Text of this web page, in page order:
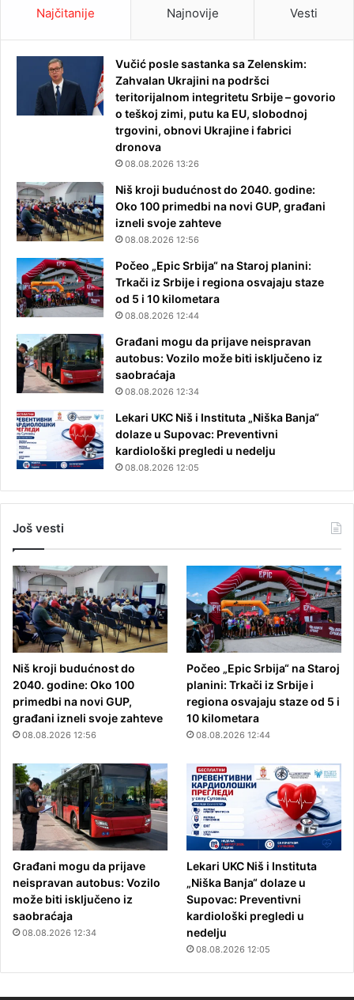
Najčitanije Najnovije Vesti
Vučić posle sastanka sa Zelenskim:
Zahvalan Ukrajini na podršci
teritorijalnom integritetu Srbije – govorio
o teškoj zimi, putu ka EU, slobodnoj
trgovini, obnovi Ukrajine i fabrici
dronova
08.08.2026 13:26
Niš kroji budućnost do 2040. godine:
Oko 100 primedbi na novi GUP, građani
izneli svoje zahteve
08.08.2026 12:56
Počeo „Epic Srbija“ na Staroj planini:
Trkači iz Srbije i regiona osvajaju staze
od 5 i 10 kilometara
08.08.2026 12:44
Građani mogu da prijave neispravan
autobus: Vozilo može biti isključeno iz
saobraćaja
08.08.2026 12:34
Lekari UKC Niš i Instituta „Niška Banja“
dolaze u Supovac: Preventivni
kardiološki pregledi u nedelju
08.08.2026 12:05
Još vesti
Niš kroji budućnost do
2040. godine: Oko 100
primedbi na novi GUP,
građani izneli svoje zahteve
08.08.2026 12:56
Počeo „Epic Srbija“ na Staroj
planini: Trkači iz Srbije i
regiona osvajaju staze od 5 i
10 kilometara
08.08.2026 12:44
Građani mogu da prijave
neispravan autobus: Vozilo
može biti isključeno iz
saobraćaja
08.08.2026 12:34
Lekari UKC Niš i Instituta
„Niška Banja“ dolaze u
Supovac: Preventivni
kardiološki pregledi u
nedelju
08.08.2026 12:05